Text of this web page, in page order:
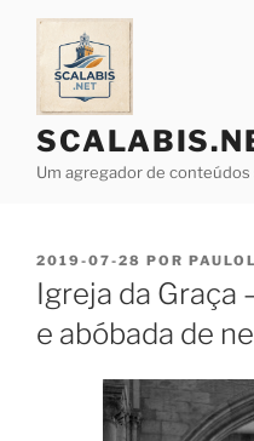
Saltar
conteúdo
Um agregador de
PUBLICADO
EM
2019-07-28 POR
Igreja da Graça
e abóbada de